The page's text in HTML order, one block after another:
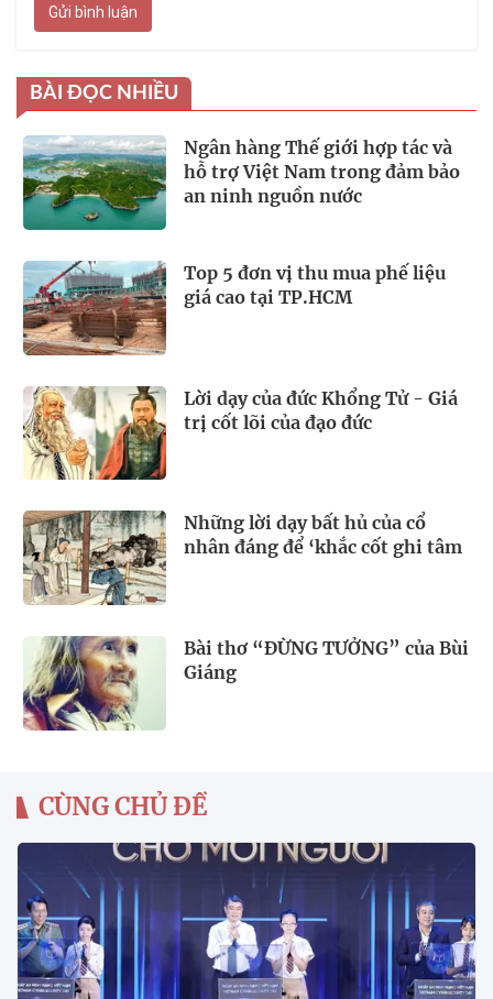
Gửi bình luận
BÀI ĐỌC NHIỀU
Ngân hàng Thế giới hợp tác và
hỗ trợ Việt Nam trong đảm bảo
an ninh nguồn nước
Top 5 đơn vị thu mua phế liệu
giá cao tại TP.HCM
Lời dạy của đức Khổng Tử - Giá
trị cốt lõi của đạo đức
Những lời dạy bất hủ của cổ
nhân đáng để ‘khắc cốt ghi tâm
Bài thơ “ĐỪNG TƯỞNG” của Bùi
Giáng
CÙNG CHỦ ĐỀ